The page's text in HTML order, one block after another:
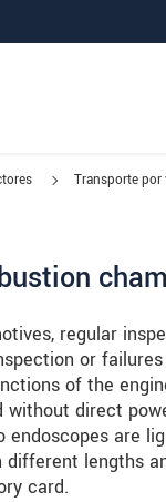
Transporte por
regular
or
of the
direct
endoscopes are
lengths
card.